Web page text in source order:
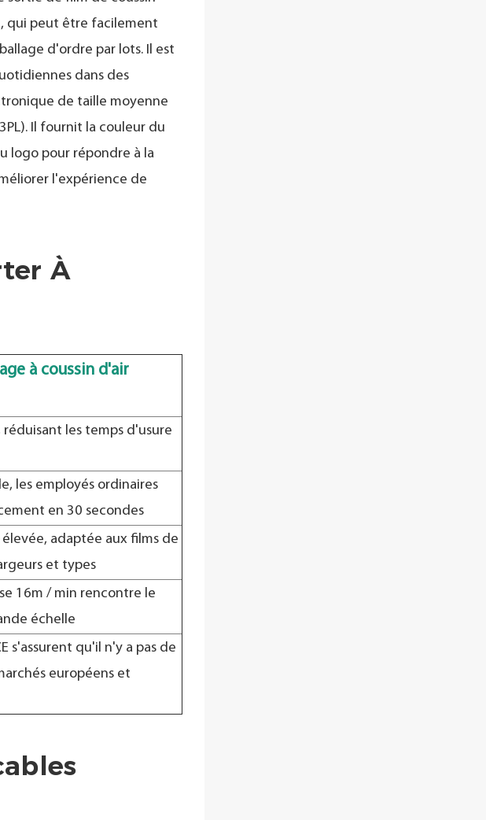
qui peut être facilement
d'ordre par lots. Il est
dans des
de taille moyenne
Il fournit la couleur du
logo pour répondre à la
l'expérience de
À
à coussin d'air
les temps d'usure
les employés ordinaires
en 30 secondes
adaptée aux films de
et types
16m / min rencontre le
échelle
s'assurent qu'il n'y a pas de
européens et